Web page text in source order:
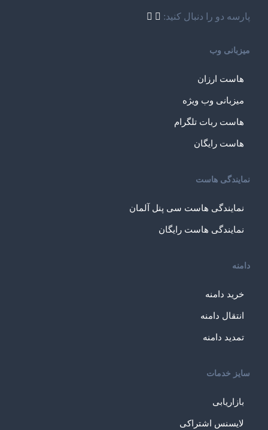
پارسه دو را دنبال کنید:
میزبانی وب
هاست ارزان
میزبانی وب ویژه
هاست ربات تلگرام
هاست رایگان
نمایندگی هاست
نمایندگی هاست سی پنل آلمان
نمایندگی هاست رایگان
دامنه
خرید دامنه
انتقال دامنه
تمدید دامنه
سایز خدمات
بازاریابی
لایسنس اشتراکی